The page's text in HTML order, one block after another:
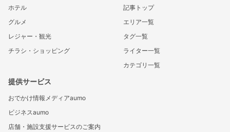
ホテル
グルメ
レジャー・観光
チラシ・ショッピング
記事トップ
エリア一覧
タグ一覧
ライター一覧
カテゴリ一覧
提供サービス
おでかけ情報メディアaumo
ビジネスaumo
店舗・施設支援サービスのご案内